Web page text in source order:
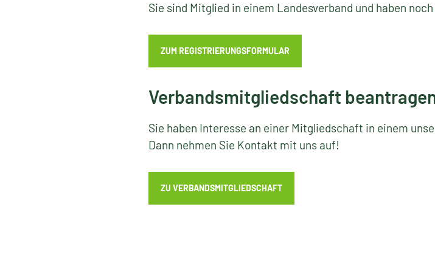
Sie sind Mitglied in einem Landesverband und haben
ZUM REGISTRIERUNGSFORMULAR
Verbandsmitgliedschaft
Sie haben Interesse an einer Mitgliedschaft in einem
Dann nehmen Sie Kontakt mit uns auf!
ZU VERBANDSMITGLIEDSCHAFT